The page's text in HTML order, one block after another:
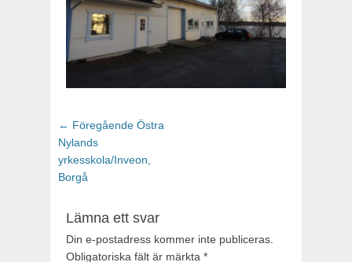
Inläggsnavigering
← Föregående Föregående
Östra
Nylands
yrkesskola/Inveon,
Borgå
Lämna ett svar
Din e-postadress kommer inte publiceras.
Obligatoriska fält är märkta *